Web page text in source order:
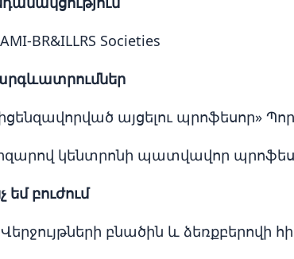
BR&ILLRS Societies
այցելու պրոֆեսոր»
կենտրոնի պատվավոր
եմ բուժում
բնածին և ձեռքբերովի